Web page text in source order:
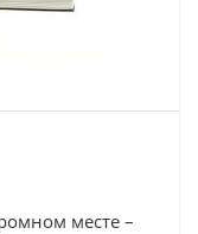
месте –